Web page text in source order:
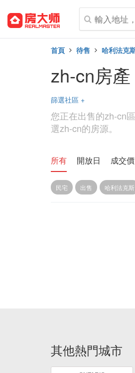
首頁 待售 哈利法克
zh-cn房產
篩選社區 +
您正在出售的zh-cn
選zh-cn的房源。
所有 開放日 成交價
民宅 出售 哈利法克斯
其他熱門城市